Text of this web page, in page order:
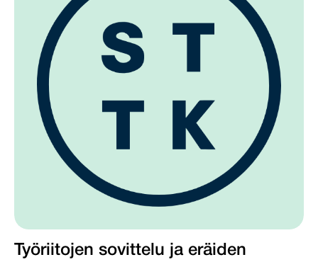
Työriitojen sovittelu ja eräiden